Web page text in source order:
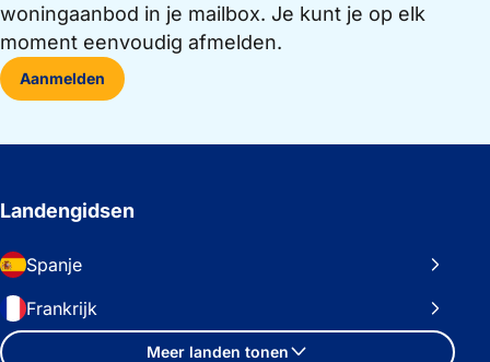
woningaanbod in je mailbox. Je kunt je op elk
moment eenvoudig afmelden.
Aanmelden
Landengidsen
Spanje
Frankrijk
Meer landen tonen